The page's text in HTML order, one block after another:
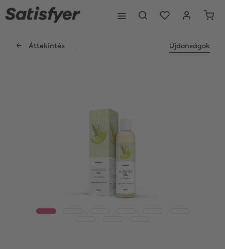
Áttekintés Újdonságok